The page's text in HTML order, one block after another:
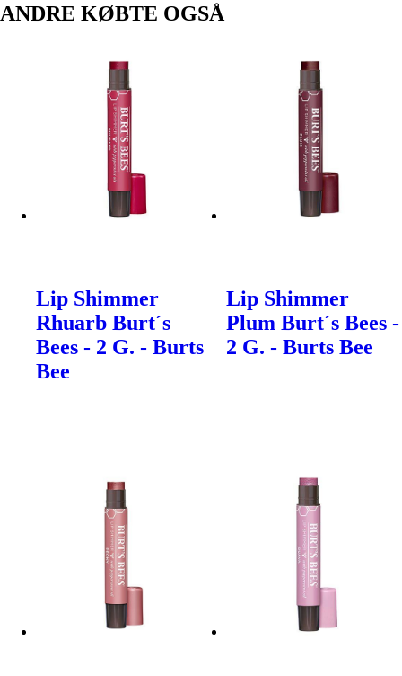
ANDRE KØBTE OGSÅ
Lip Shimmer
Rhuarb Burt´s
Bees - 2 G. - Burts
Bee
Lip Shimmer
Plum Burt´s Bees -
2 G. - Burts Bee